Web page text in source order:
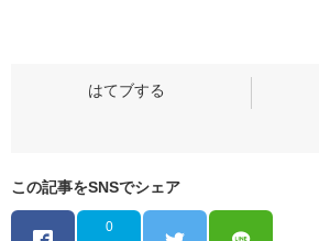
この記事をSNSでシェア
0